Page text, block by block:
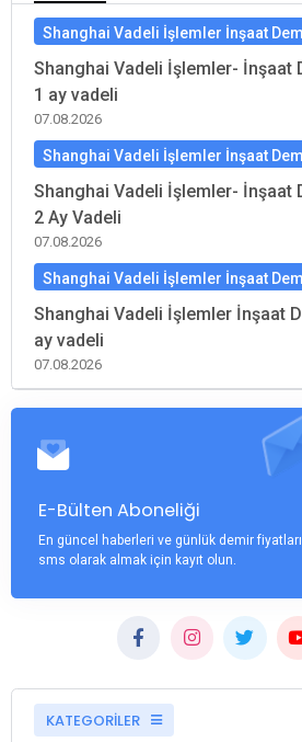
Shanghai Vadeli İşlemler İnşaat
Shanghai Vadeli İşlemler- İnşaat
1 ay vadeli
07.08.2026
Shanghai Vadeli İşlemler İnşaat
Shanghai Vadeli İşlemler- İnşaat
2 Ay Vadeli
07.08.2026
Shanghai Vadeli İşlemler İnşaat
Shanghai Vadeli İşlemler İnşaat
ay vadeli
07.08.2026
E-Bülten Aboneliği
En güncel haberleri ve günlük demir
sms olarak almak için kayıt olun.
KATEGORİLER